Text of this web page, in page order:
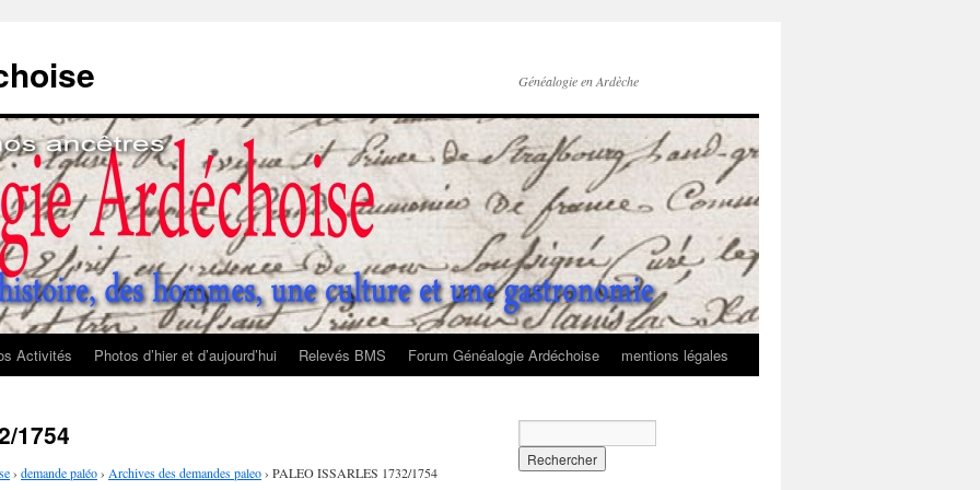
Généalogie en Ardèche
Activités Photos d’hier et d’aujourd’hui Relevés BMS Forum Généalogie Ardéchoise mentions légales
1754
› demande paléo› Archives des demandes paleo› PALEO ISSARLES 1732/1754